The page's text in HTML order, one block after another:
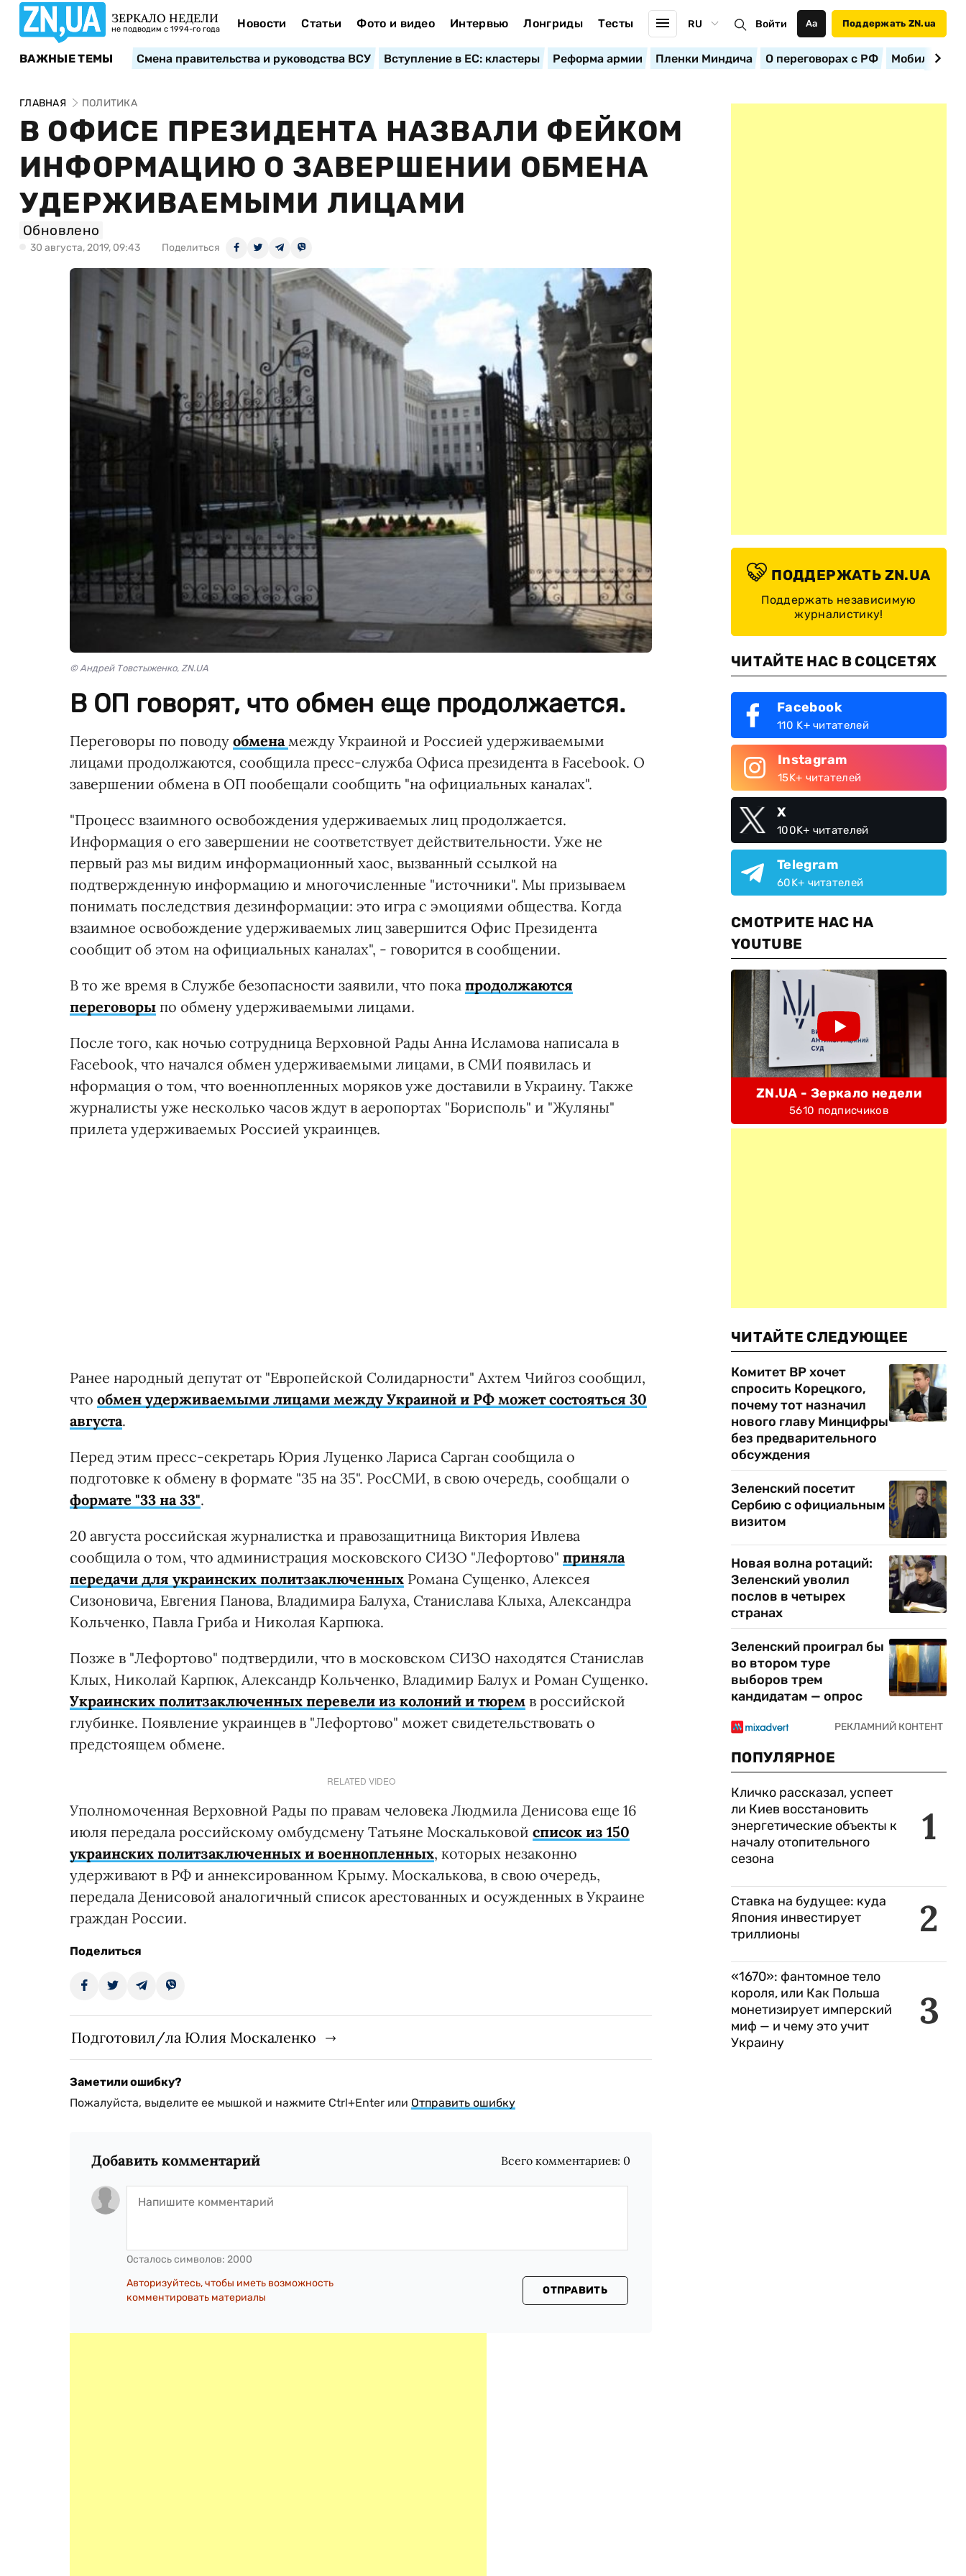
ЗЕРКАЛО НЕДЕЛИ
не подводим с 1994-го года Новости Статьи Фото и видео Интервью Лонгриды Тесты RU Войти Аа Поддержать ZN.ua
ВАЖНЫЕ ТЕМЫ Смена правительства и руководства ВСУ Вступление в ЕС: кластеры Реформа армии Пленки Миндича О переговорах с РФ
ГЛАВНАЯ ПОЛИТИКА
В ОФИСЕ ПРЕЗИДЕНТА НАЗВАЛИ ФЕЙКОМ
ИНФОРМАЦИЮ О ЗАВЕРШЕНИИ ОБМЕНА
УДЕРЖИВАЕМЫМИ ЛИЦАМИ
Обновлено
30 августа, 2019, 09:43 Поделиться
© Андрей Товстыженко, ZN.UA
В ОП говорят, что обмен еще продолжается.
Переговоры по поводу обмена между Украиной и Россией удерживаемыми
лицами продолжаются, сообщила пресс-служба Офиса президента в Facebook. О
завершении обмена в ОП пообещали сообщить "на официальных каналах".
"Процесс взаимного освобождения удерживаемых лиц продолжается.
Информация о его завершении не соответствует действительности. Уже не
первый раз мы видим информационный хаос, вызванный ссылкой на
подтвержденную информацию и многочисленные "источники". Мы призываем
понимать последствия дезинформации: это игра с эмоциями общества. Когда
взаимное освобождение удерживаемых лиц завершится Офис Президента
сообщит об этом на официальных каналах", - говорится в сообщении.
В то же время в Службе безопасности заявили, что пока продолжаются
переговоры по обмену удерживаемыми лицами.
После того, как ночью сотрудница Верховной Рады Анна Исламова написала в
Facebook, что начался обмен удерживаемыми лицами, в СМИ появилась и
нформация о том, что военнопленных моряков уже доставили в Украину. Также
журналисты уже несколько часов ждут в аеропортах "Борисполь" и "Жуляны"
прилета удерживаемых Россией украинцев.
Ранее народный депутат от "Европейской Солидарности" Ахтем Чийгоз сообщил,
что обмен удерживаемыми лицами между Украиной и РФ может состояться 30
августа.
Перед этим пресс-секретарь Юрия Луценко Лариса Сарган сообщила о
подготовке к обмену в формате "35 на 35". РосСМИ, в свою очередь, сообщали о
формате "33 на 33".
20 августа российская журналистка и правозащитница Виктория Ивлева
сообщила о том, что администрация московского СИЗО "Лефортово" приняла
передачи для украинских политзаключенных Романа Сущенко, Алексея
Сизоновича, Евгения Панова, Владимира Балуха, Станислава Клыха, Александра
Кольченко, Павла Гриба и Николая Карпюка.
Позже в "Лефортово" подтвердили, что в московском СИЗО находятся Станислав
Клых, Николай Карпюк, Александр Кольченко, Владимир Балух и Роман Сущенко.
Украинских политзаключенных перевели из колоний и тюрем в российской
глубинке. Появление украинцев в "Лефортово" может свидетельствовать о
предстоящем обмене.
RELATED VIDEO
Уполномоченная Верховной Рады по правам человека Людмила Денисова еще 16
июля передала российскому омбудсмену Татьяне Москальковой список из 150
украинских политзаключенных и военнопленных, которых незаконно
удерживают в РФ и аннексированном Крыму. Москалькова, в свою очередь,
передала Денисовой аналогичный список арестованных и осужденных в Украине
граждан России.
Поделиться
Подготовил/ла Юлия Москаленко
Заметили ошибку?
Пожалуйста, выделите ее мышкой и нажмите Ctrl+Enter или Отправить ошибку
Добавить комментарий Всего комментариев: 0
Осталось символов: 2000
Авторизуйтесь, чтобы иметь возможность
комментировать материалы
ОТПРАВИТЬ
ПОДДЕРЖАТЬ ZN.UA
Поддержать независимую
журналистику!
ЧИТАЙТЕ НАС В СОЦСЕТЯХ
Facebook
110 K+ читателей
Instagram
15K+ читателей
X
100K+ читателей
Telegram
60K+ читателей
СМОТРИТЕ НАС НА
YOUTUBE
ZN.UA - Зеркало недели
5610 подписчиков
ЧИТАЙТЕ СЛЕДУЮЩЕЕ
Комитет ВР хочет
спросить Корецкого,
почему тот назначил
нового главу Минцифры
без предварительного
обсуждения
Зеленский посетит
Сербию с официальным
визитом
Новая волна ротаций:
Зеленский уволил
послов в четырех
странах
Зеленский проиграл бы
во втором туре
выборов трем
кандидатам — опрос
ПОПУЛЯРНОЕ
1
Кличко рассказал, успеет
ли Киев восстановить
энергетические объекты к
началу отопительного
сезона
2
Ставка на будущее: куда
Япония инвестирует
триллионы
3
«1670»: фантомное тело
короля, или Как Польша
монетизирует имперский
миф — и чему это учит
Украину